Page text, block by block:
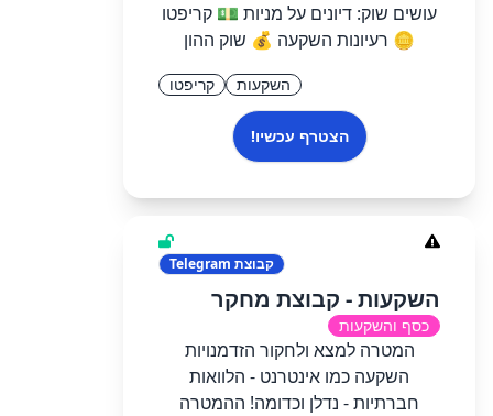
עושים שוק: דיונים על מניות 💵 קריפטו
🪙 רעיונות השקעה 💰 שוק ההון
השקעות קריפטו
הצטרף עכשיו!
קבוצת
השקעות - קבוצת מחקר
כסף והשקעות
המטרה למצא ולחקור הזדמנויות
השקעה כמו אינטרנט - הלוואות
חברתיות - נדלן וכדומה! ההמטרה